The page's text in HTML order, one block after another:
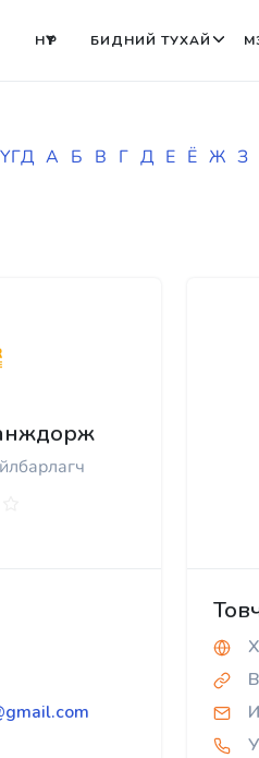
НҮҮР БИДНИЙ ТУХАЙ
А Б В Г Д Е Ё Ж З